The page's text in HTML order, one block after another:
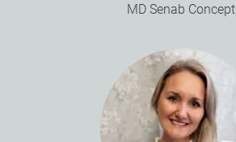
MD Senab Concept